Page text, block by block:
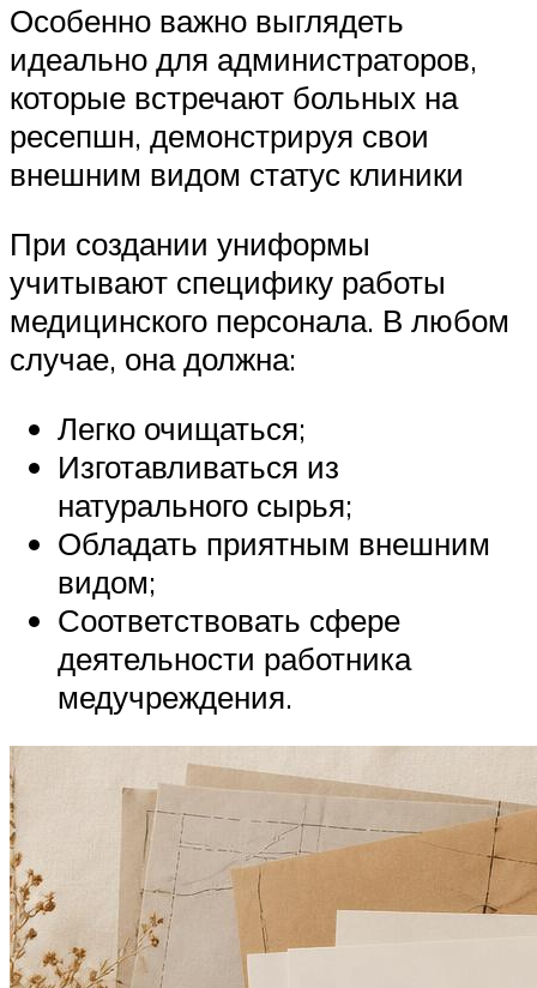
Особенно важно выглядеть
идеально для администраторов,
которые встречают больных на
ресепшн, демонстрируя свои
внешним видом статус клиники
При создании униформы
учитывают специфику работы
медицинского персонала. В любом
случае, она должна:
Легко очищаться;
Изготавливаться из
натурального сырья;
Обладать приятным внешним
видом;
Соответствовать сфере
деятельности работника
медучреждения.